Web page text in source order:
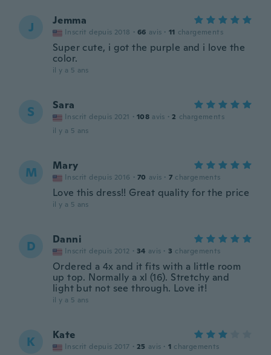
J Jemma
Inscrit depuis 2018 · 66 avis · 11 chargements
Super cute, i got the purple and i love the
color.
il y a 5 ans
S Sara
Inscrit depuis 2021 · 108 avis · 2 chargements
il y a 5 ans
M Mary
Inscrit depuis 2016 · 70 avis · 7 chargements
Love this dress!! Great quality for the price
il y a 5 ans
D Danni
Inscrit depuis 2012 · 34 avis · 3 chargements
Ordered a 4x and it fits with a little room
up top. Normally a xl (16). Stretchy and
light but not see through. Love it!
il y a 5 ans
K Kate
Inscrit depuis 2017 · 25 avis · 1 chargements